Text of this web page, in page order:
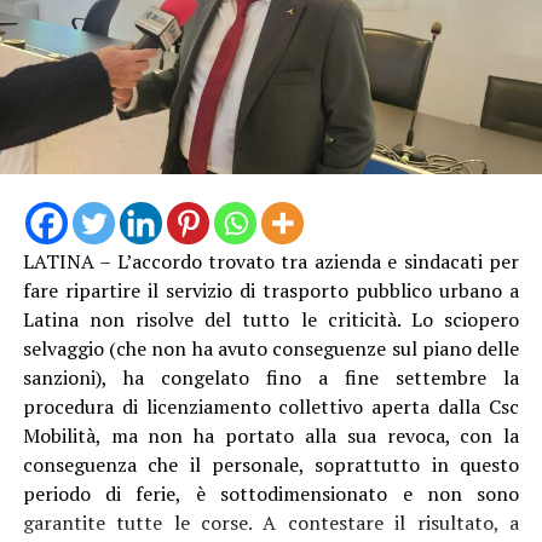
Anche Ambrosino come altri suoi colleghi si è dovuto
rivolgere al Prefetto di Latina, e ha avuto “interlocuzioni
serrate” con l’Amministratore Delegato e il Presidente di
Acqualatina, oltre che con i vari funzionari e tecnici
coinvolti. “Dopo aver compreso la gravità della
situazione, tutti si sono attivati per intervenire sulle
disfunzioni – racconta il primo cittadino dlel’isola – Le
pompe di rilancio sono state riparate e, da oggi, sulla
linea abbiamo anche la quarta nave cisterna, la “Cesare”.
Questo dovrebbe garantire un maggiore apporto
LATINA – L’accordo trovato tra azienda e sindacati per
fare ripartire il servizio di trasporto pubblico urbano a
Latina non risolve del tutto le criticità. Lo sciopero
selvaggio (che non ha avuto conseguenze sul piano delle
sanzioni), ha congelato fino a fine settembre la
procedura di licenziamento collettivo aperta dalla Csc
Mobilità, ma non ha portato alla sua revoca, con la
conseguenza che il personale, soprattutto in questo
periodo di ferie, è sottodimensionato e non sono
garantite tutte le corse. A contestare il risultato, a